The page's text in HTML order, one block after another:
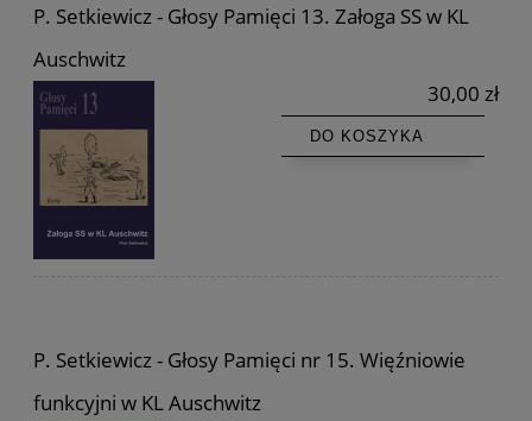
P. Setkiewicz - Głosy Pamięci 13. Załoga SS w KL
Auschwitz
30,00 zł
DO KOSZYKA
P. Setkiewicz - Głosy Pamięci nr 15. Więźniowie
funkcyjni w KL Auschwitz